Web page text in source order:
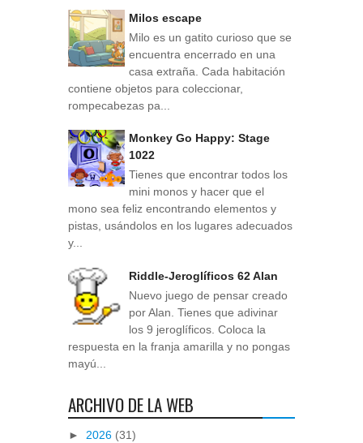
Milos escape
Milo es un gatito curioso que se
encuentra encerrado en una
casa extraña. Cada habitación
contiene objetos para coleccionar,
rompecabezas pa...
Monkey Go Happy: Stage
1022
Tienes que encontrar todos los
mini monos y hacer que el
mono sea feliz encontrando elementos y
pistas, usándolos en los lugares adecuados
y...
Riddle-Jeroglíficos 62 Alan
Nuevo juego de pensar creado
por Alan. Tienes que adivinar
los 9 jeroglíficos. Coloca la
respuesta en la franja amarilla y no pongas
mayú...
ARCHIVO DE LA WEB
► 2026 (31)